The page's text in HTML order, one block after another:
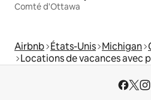
Comté d'Ottawa
Airbnb États-Unis Michigan
Locations de vacances avec